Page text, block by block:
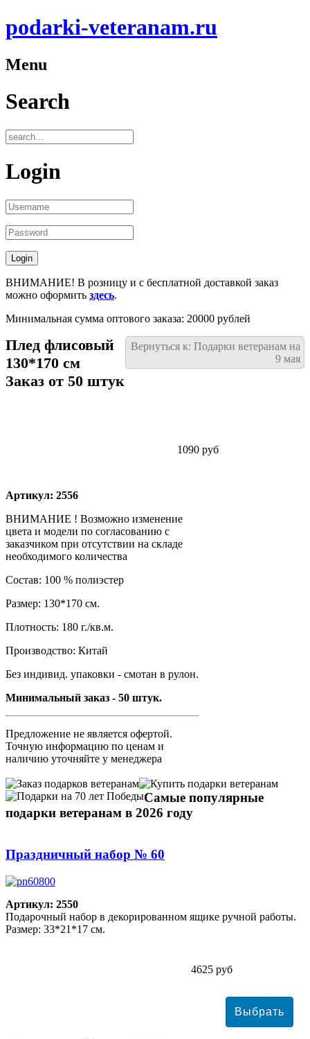
podarki-veteranam.ru
Menu
Search
Login
ВНИМАНИЕ! В розницу и с бесплатной доставкой заказ
можно оформить здесь.
Минимальная сумма оптового заказа: 20000 рублей
Вернуться к: Подарки ветеранам на
9 мая
Плед флисовый
130*170 см
Заказ от 50 штук
1090 руб
Артикул: 2556
ВНИМАНИЕ ! Возможно изменение
цвета и модели по согласованию с
заказчиком при отсутствии на складе
необходимого количества
Состав: 100 % полиэстер
Размер: 130*170 см.
Плотность: 180 г./кв.м.
Производство: Китай
Без индивид. упаковки - смотан в рулон.
Минимальный заказ - 50 штук.
Предложение не является офертой.
Точную информацию по ценам и
наличию уточняйте у менеджера
Самые популярные
подарки ветеранам в 2026 году
Праздничный набор № 60
Артикул: 2550
Подарочный набор в декорированном ящике ручной работы.
Размер: 33*21*17 см.
4625 руб